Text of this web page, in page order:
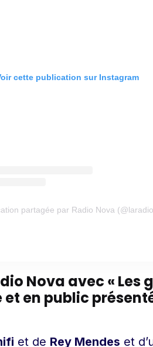
cette publication sur Instagram
partagée par Radio Nova
Nova avec « Les
en public
et de Rey Mendes et